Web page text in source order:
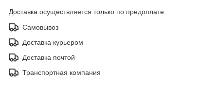
Доставка осуществляется только по предоплате.
Самовывоз
Доставка курьером
Доставка почтой
Транспортная компания